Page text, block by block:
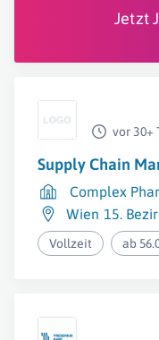
Jetzt
vor 30+
Supply Chain
Complex
Wien 15.
Vollzeit ab